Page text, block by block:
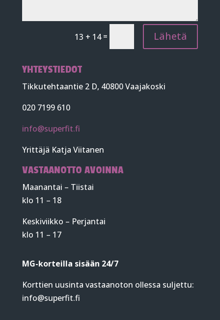
13 + 14= Lähetä
YHTEYSTIEDOT
Tikkutehtaantie 2 D, 40800 Vaajakoski
020 7199 610
info@superfit.fi
Yrittäjä Katja Viitanen
VASTAANOTTO AVOINNA
Maanantai – Tiistai
klo 11 – 18
Keskiviikko – Perjantai
klo 11 – 17
MG-korteilla sisään 24/7
Korttien uusinta vastaanoton ollessa suljettu:
info@superfit.fi